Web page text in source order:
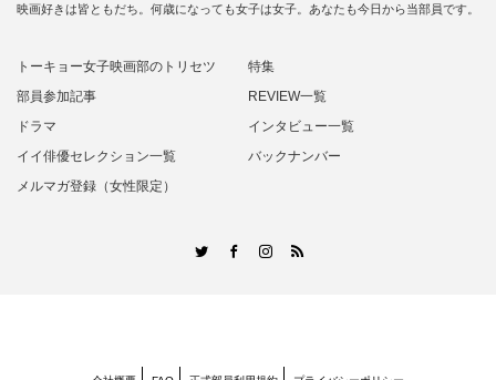
映画好きは皆ともだち。何歳になっても女子は女子。あなたも今日から当部員です。
トーキョー女子映画部のトリセツ
特集
部員参加記事
REVIEW一覧
ドラマ
インタビュー一覧
イイ俳優セレクション一覧
バックナンバー
メルマガ登録（女性限定）
TwitterFacebookInstagram
RSS